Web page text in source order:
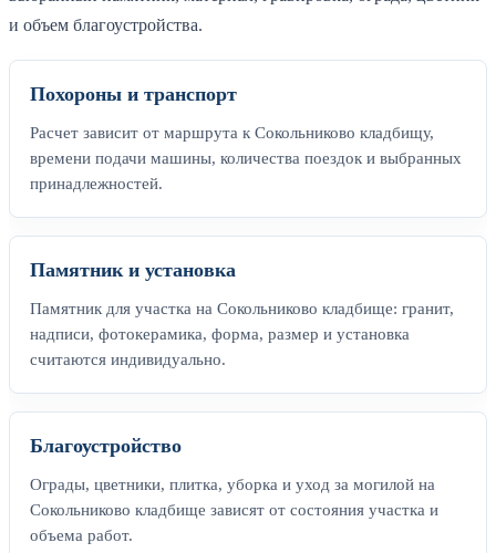
и объем благоустройства.
Похороны и транспорт
Расчет зависит от маршрута к Сокольниково кладбищу,
времени подачи машины, количества поездок и выбранных
принадлежностей.
Памятник и установка
Памятник для участка на Сокольниково кладбище: гранит,
надписи, фотокерамика, форма, размер и установка
считаются индивидуально.
Благоустройство
Ограды, цветники, плитка, уборка и уход за могилой на
Сокольниково кладбище зависят от состояния участка и
объема работ.